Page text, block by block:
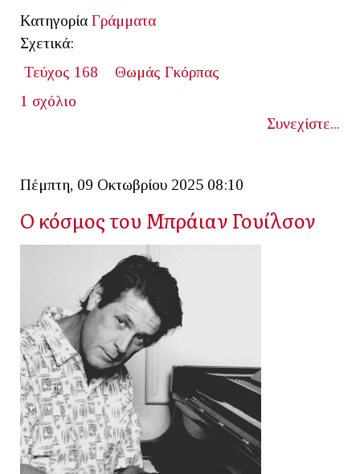
Κατηγορία Γράμματα
Σχετικά:
Τεύχος 168
Θωμάς Γκόρπας
1 σχόλιο
Συνεχίστε...
Πέμπτη, 09 Οκτωβρίου 2025 08:10
Ο κόσμος του Μπράιαν Γουίλσον